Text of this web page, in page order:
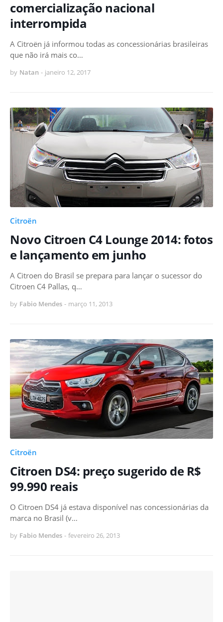
comercialização nacional
interrompida
A Citroën já informou todas as concessionárias brasileiras
que não irá mais co…
by Natan - janeiro 12, 2017
Citroën
Novo Citroen C4 Lounge 2014: fotos
e lançamento em junho
A Citroen do Brasil se prepara para lançar o sucessor do
Citroen C4 Pallas, q…
by Fabio Mendes - março 11, 2013
Citroën
Citroen DS4: preço sugerido de R$
99.990 reais
O Citroen DS4 já estava disponível nas concessionárias da
marca no Brasil (v…
by Fabio Mendes - fevereiro 26, 2013